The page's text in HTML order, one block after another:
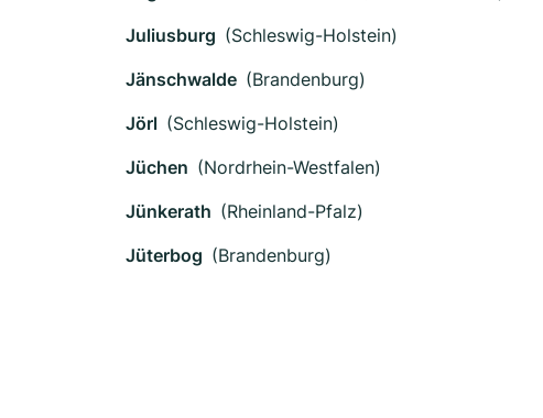
Juliusburg (Schleswig-Holstein)
Jänschwalde (Brandenburg)
Jörl (Schleswig-Holstein)
Jüchen (Nordrhein-Westfalen)
Jünkerath (Rheinland-Pfalz)
Jüterbog (Brandenburg)